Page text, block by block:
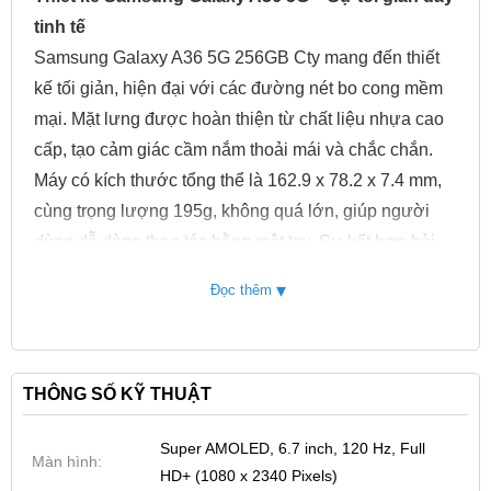
tinh tế
Samsung Galaxy A36 5G 256GB Cty mang đến thiết
kế tối giản, hiện đại với các đường nét bo cong mềm
mại. Mặt lưng được hoàn thiện từ chất liệu nhựa cao
cấp, tạo cảm giác cầm nắm thoải mái và chắc chắn.
Máy có kích thước tổng thể là 162.9 x 78.2 x 7.4 mm,
cùng trọng lượng 195g, không quá lớn, giúp người
dùng dễ dàng thao tác bằng một tay. Sự kết hợp hài
thanh lịch, phù hợp với nhiều đối tượng người dùng.
Đọc thêm ▾
THÔNG SỐ KỸ THUẬT
Màn hình:
Super AMOLED, 6.7 inch, 120 Hz, Full
HD+ (1080 x 2340 Pixels)